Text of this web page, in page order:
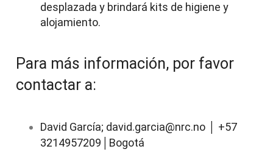
desplazada y brindará kits de higiene y
alojamiento.
Para más información, por favor
contactar a:
David García; david.garcia@nrc.no
+57
3214957209
Bogotá